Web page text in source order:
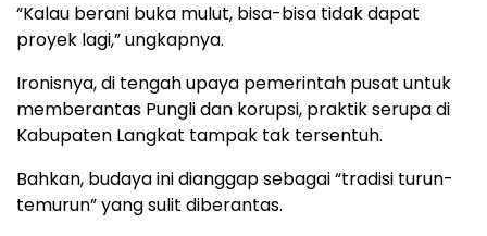
“Kalau berani buka mulut, bisa-bisa tidak dapat
proyek lagi,” ungkapnya.
Ironisnya, di tengah upaya pemerintah pusat untuk
memberantas Pungli dan korupsi, praktik serupa di
Kabupaten Langkat tampak tak tersentuh.
Bahkan, budaya ini dianggap sebagai “tradisi turun-
temurun” yang sulit diberantas.